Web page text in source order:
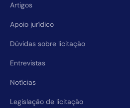
Artigos
Apoio jurídico
Dúvidas sobre licitação
Entrevistas
Notícias
Legislação de licitação